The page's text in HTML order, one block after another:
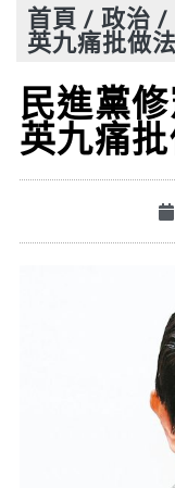
首頁 / 政治 /
英九痛批做
民進黨
英九痛